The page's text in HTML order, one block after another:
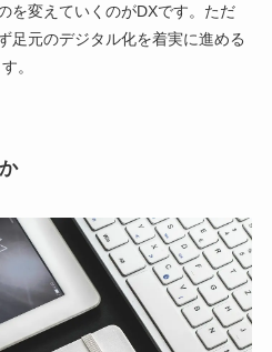
を変えていくのがDXです。ただ
足元のデジタル化を着実に進める
。